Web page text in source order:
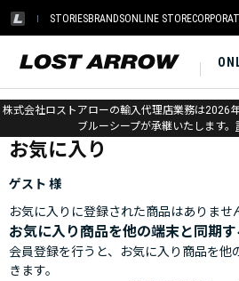
STORIESBRANDSONLINE STORE
株式会社ロストアローの輸入代理店業務は2026
ブルーシープが承継いたします。
ホーム > お気に入り
お気に入り
ゲスト 様
お気に入りに登録された商品はありませ
お気に入り商品を他の端末と同期す
会員登録を行うと、お気に入り商品を他
きます。